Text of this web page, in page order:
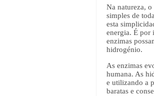
Na natureza,
simples de
esta
energia. É por
enzimas
hidrogénio.
As enzimas
humana. As
e utilizando a
baratas e